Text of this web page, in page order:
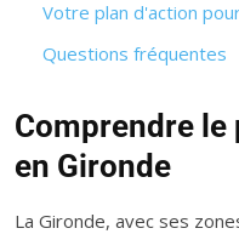
Votre plan d'action
Questions fréquentes
Comprendre le
en Gironde
La Gironde, avec ses